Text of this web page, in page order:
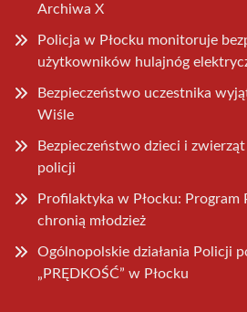
Archiwa X
Policja w Płocku monitoruje
użytkowników hulajnóg
Bezpieczeństwo uczestnika
Wiśle
Bezpieczeństwo dzieci i
policji
Profilaktyka w Płocku: Program
chronią młodzież
Ogólnopolskie działania Policji
„PRĘDKOŚĆ” w Płocku